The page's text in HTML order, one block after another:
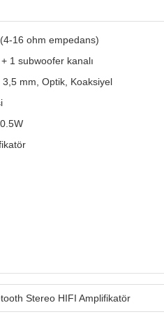
16 ohm empedans)
+ 1 subwoofer kanalı
mm, Optik, Koaksiyel
Stereo HIFI Amplifikatör